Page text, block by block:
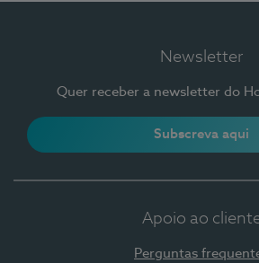
Newsletter
Quer receber a newsletter do
Subscreva aqui
Apoio ao
Perguntas